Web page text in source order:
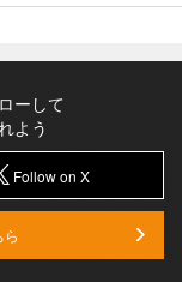
ーして
よう
Follow on X